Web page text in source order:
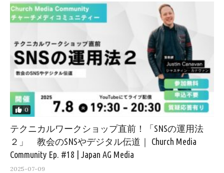
0
テクニカルワークショップ直前！「SNSの運用法
２」 教会のSNSやデジタル伝道｜ Church Media
Community Ep. #18 | Japan AG Media
2025-07-09